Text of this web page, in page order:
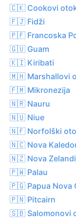
🇨🇰 Cookovi
🇫🇯 Fidži
🇵🇫 Francoska
🇬🇺 Guam
🇰🇮 Kiribati
🇲🇭 Marshallovi
🇫🇲 Mikronezija
🇳🇷 Nauru
🇳🇺 Niue
🇳🇫 Norfolški
🇳🇨 Nova
🇳🇿 Nova
🇵🇼 Palau
🇵🇬 Papua Nova
🇵🇳 Pitcairn
🇸🇧 Salomonovi